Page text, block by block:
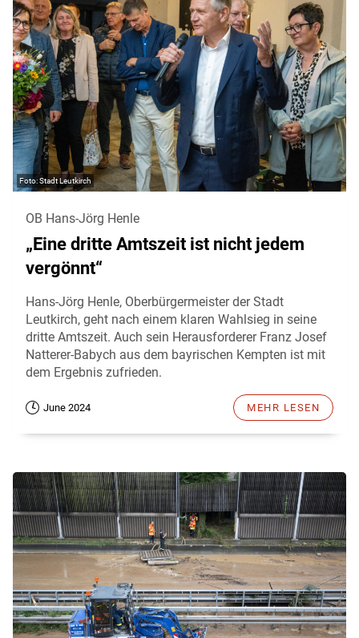
Stadt Leutkirch
OB Hans-Jörg Henle
„Eine dritte Amtszeit ist nicht jedem
vergönnt“
Hans-Jörg Henle, Oberbürgermeister der Stadt
Leutkirch, geht nach einem klaren Wahlsieg in seine
dritte Amtszeit. Auch sein Herausforderer Franz Josef
Natterer-Babych aus dem bayrischen Kempten ist mit
dem Ergebnis zufrieden.
June 2024 MEHR LESEN